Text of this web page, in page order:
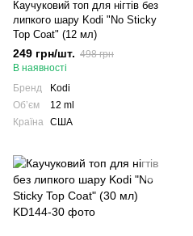
Каучуковий топ для нігтів без
липкого шару Kodi "No Sticky
Top Coat" (12 мл)
249 грн/шт. 498 грн
В наявності
Бренд
Kodi
Обʼєм
12 ml
Країна США